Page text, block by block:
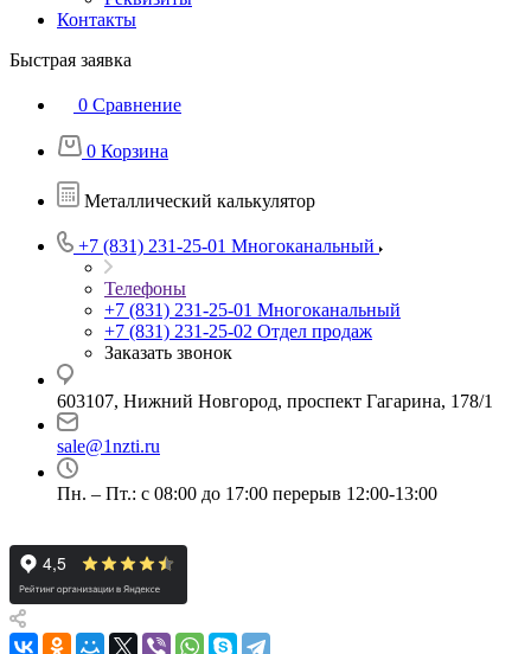
Контакты
Быстрая заявка
0 Сравнение
0 Корзина
Металлический калькулятор
+7 (831) 231-25-01 Многоканальный
Телефоны
+7 (831) 231-25-01 Многоканальный
+7 (831) 231-25-02 Отдел продаж
Заказать звонок
603107, Нижний Новгород, проспект Гагарина, 178/1
sale@1nzti.ru
Пн. – Пт.: с 08:00 до 17:00 перерыв 12:00-13:00